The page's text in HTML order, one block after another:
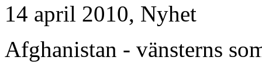
14 april 2010, Nyhet
Afghanistan - vänsterns